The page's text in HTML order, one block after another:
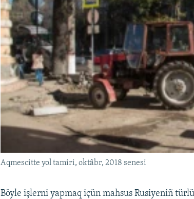
Aqmescitte yol tamiri, oktâbr, 2018 senesi
Böyle işlerni yapmaq içün mahsus Rusiyeniñ